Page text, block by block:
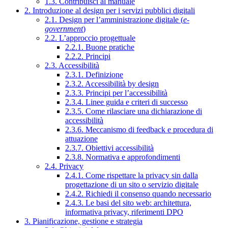
2. Introduzione al design per i servizi pubblici digitali
2.1. Design per l’amministrazione digitale (e-
government)
2.2. L’approccio progettuale
2.2.1. Buone pratiche
2.2.2. Principi
2.3. Accessibilità
2.3.1. Definizione
2.3.2. Accessibilità by design
2.3.3. Principi per l’accessibilità
2.3.4. Linee guida e criteri di successo
2.3.5. Come rilasciare una dichiarazione di
accessibilità
2.3.6. Meccanismo di feedback e procedura di
attuazione
2.3.7. Obiettivi accessibilità
2.3.8. Normativa e approfondimenti
2.4. Privacy
2.4.1. Come rispettare la privacy sin dalla
progettazione di un sito o servizio digitale
2.4.2. Richiedi il consenso quando necessario
2.4.3. Le basi del sito web: architettura,
informativa privacy, riferimenti DPO
3. Pianificazione, gestione e strategia